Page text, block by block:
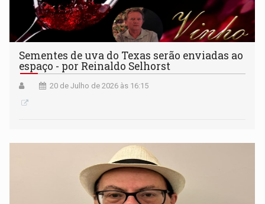
Sementes de uva do Texas serão enviadas ao
espaço - por Reinaldo Selhorst
20 de Julho de 2026 às 16:15